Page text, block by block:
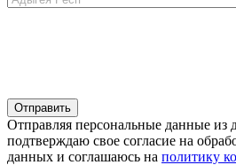
Отправляя персональные данные из
подтверждаю свое согласие на
данных и соглашаюсь на политику